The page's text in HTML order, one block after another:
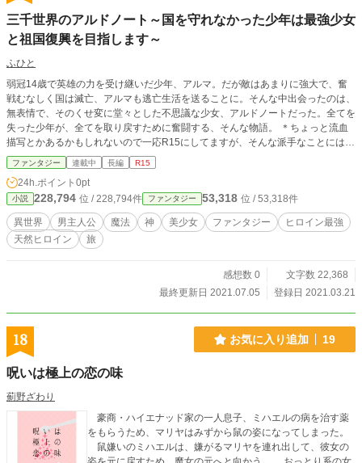
三千世界のアルドノート～国を守れなかった少年は最強少女
と祖国復興を目指します～
ふひと
弱冠14歳で英雄の力を受け継いだ少年、アルマ。だが敵はあまりに強大で、奮
戦むなしく国は滅亡、アルマも逃亡生活を送ることに。そんな中出会ったのは、
無表情で、そのくせ変に堂々とした不思議な少女、アルドノートだった。全てを
失った少年が、全てを取り戻すために奮闘する、そんな物語。 ＊ちょっと流血
描写とかあるかもしれないので一応R15にしてますが、そんな派手なことにはな
らないはずです。＊週２くらいのペースでぼちぼちやっていきます。
ファンタジー 連載中 長編 R15
24h.ポイント 0pt
小説 228,794 位 / 228,794件 ファンタジー 53,318 位 / 53,318件
異世界 男主人公 魔法 神 美少女 ファンタジー
ヒロイン最強
天然ヒロイン
旅
感想数 0
文字数 22,368
最終更新日 2021.07.05
登録日 2021.03.21
18 お気に入り追加 19
呪いは極上の恋の味
薊野ざわり
豪商・ハイエナッド家の一人息子、ミハエルの病を治す薬
をもらうため、マリヤはみずから鼠の姿になってしまった。
鼠嫌いのミハエルは、嫌がるマリヤを連れ出して、彼女の